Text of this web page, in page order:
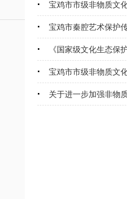
宝鸡市市级非物质文
宝鸡市秦腔艺术保护
《国家级文化生态保
宝鸡市市级非物质文
关于进一步加强非物